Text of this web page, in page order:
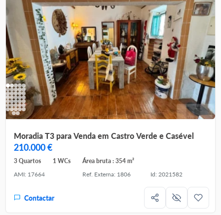
Moradia T3 para Venda em Castro Verde e Casével
210.000 €
3 Quartos 1 WCs
Área bruta : 354 m²
AMI: 17664
Ref. Externa: 1806 Id: 2021582
Contactar